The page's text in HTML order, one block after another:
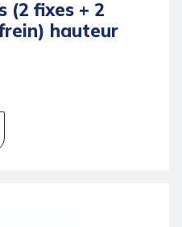
(2 fixes + 2
hauteur